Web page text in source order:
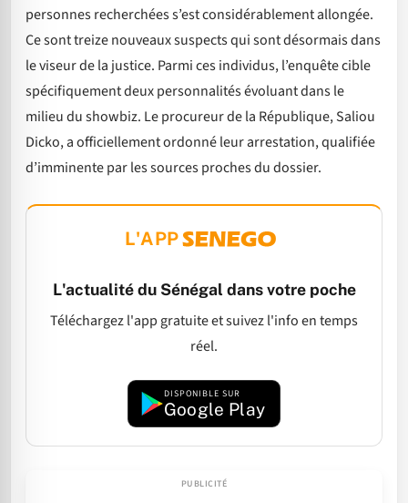
personnes recherchées s’est considérablement allongée.
Ce sont treize nouveaux suspects qui sont désormais dans
le viseur de la justice. Parmi ces individus, l’enquête cible
spécifiquement deux personnalités évoluant dans le
milieu du showbiz. Le procureur de la République, Saliou
Dicko, a officiellement ordonné leur arrestation, qualifiée
d’imminente par les sources proches du dossier.
L'APP
L'actualité du Sénégal dans votre poche
Téléchargez l'app gratuite et suivez l'info en temps
réel.
DISPONIBLE SUR
Google Play